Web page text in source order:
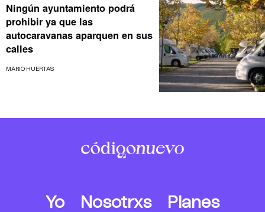
Ningún ayuntamiento podrá
prohibir ya que las
autocaravanas aparquen en sus
calles
MARIO HUERTAS
Yo Nosotrxs
Planes